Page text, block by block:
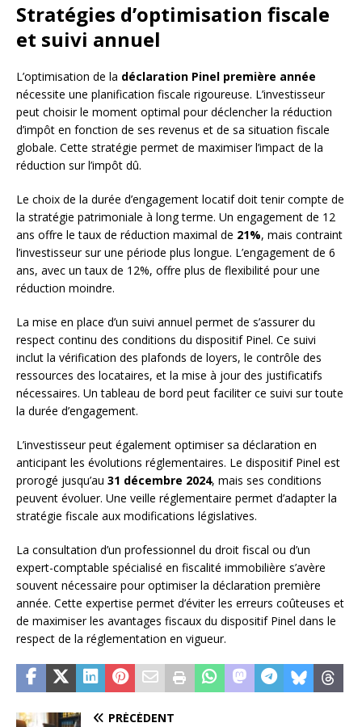
Stratégies d’optimisation fiscale
et suivi annuel
L’optimisation de la déclaration Pinel première année
nécessite une planification fiscale rigoureuse. L’investisseur
peut choisir le moment optimal pour déclencher la réduction
d’impôt en fonction de ses revenus et de sa situation fiscale
globale. Cette stratégie permet de maximiser l’impact de la
réduction sur l’impôt dû.
Le choix de la durée d’engagement locatif doit tenir compte de
la stratégie patrimoniale à long terme. Un engagement de 12
ans offre le taux de réduction maximal de 21%, mais contraint
l’investisseur sur une période plus longue. L’engagement de 6
ans, avec un taux de 12%, offre plus de flexibilité pour une
réduction moindre.
La mise en place d’un suivi annuel permet de s’assurer du
respect continu des conditions du dispositif Pinel. Ce suivi
inclut la vérification des plafonds de loyers, le contrôle des
ressources des locataires, et la mise à jour des justificatifs
nécessaires. Un tableau de bord peut faciliter ce suivi sur toute
la durée d’engagement.
L’investisseur peut également optimiser sa déclaration en
anticipant les évolutions réglementaires. Le dispositif Pinel est
prorogé jusqu’au 31 décembre 2024, mais ses conditions
peuvent évoluer. Une veille réglementaire permet d’adapter la
stratégie fiscale aux modifications législatives.
La consultation d’un professionnel du droit fiscal ou d’un
expert-comptable spécialisé en fiscalité immobilière s’avère
souvent nécessaire pour optimiser la déclaration première
année. Cette expertise permet d’éviter les erreurs coûteuses et
de maximiser les avantages fiscaux du dispositif Pinel dans le
respect de la réglementation en vigueur.
PRÉCÉDENT